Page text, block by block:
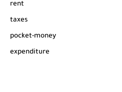
rent
taxes
pocket-money
expenditure